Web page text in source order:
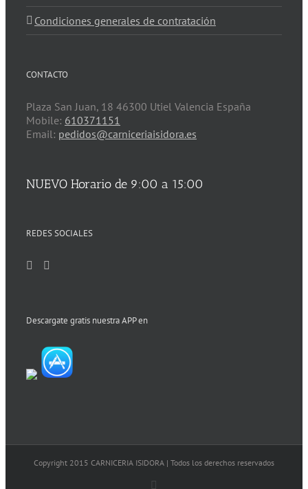
Condiciones generales de contratación
CONTACTO
Plaza San Juan, 18 46300 Utiel Valencia España
Mobile: 610371151
Email: pedidos@carniceriaisidora.es
NUEVO Horario de 9:00 a 15:00
REDES SOCIALES
Descargate gratis nuestra APP en
Copyright 2015 CARNICERIA ISIDORA | Todos los derechos reservados